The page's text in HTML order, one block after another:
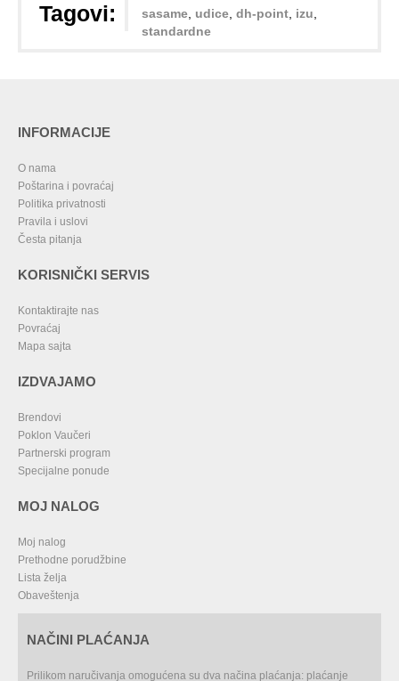
Tagovi: sasame, udice, dh-point, izu,
standardne
INFORMACIJE
O nama
Poštarina i povraćaj
Politika privatnosti
Pravila i uslovi
Česta pitanja
KORISNIČKI SERVIS
Kontaktirajte nas
Povraćaj
Mapa sajta
IZDVAJAMO
Brendovi
Poklon Vaučeri
Partnerski program
Specijalne ponude
MOJ NALOG
Moj nalog
Prethodne porudžbine
Lista želja
Obaveštenja
NAČINI PLAĆANJA
Prilikom naručivanja omogućena su dva načina plaćanja: plaćanje